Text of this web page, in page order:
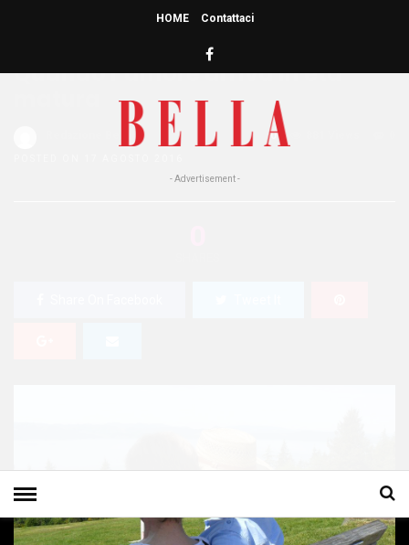
HOME Contattaci
- Advertisement -
Quando l’amore arriva in età
0